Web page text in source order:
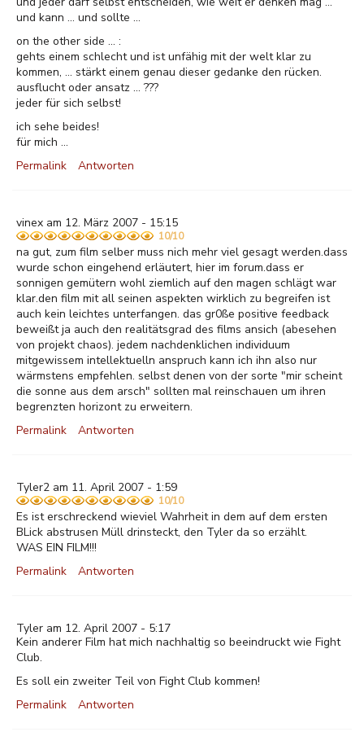
und kann ... und sollte ...
on the other side ... :
gehts einem schlecht und ist unfähig mit der welt klar zu
kommen, ... stärkt einem genau dieser gedanke den rücken.
ausflucht oder ansatz ... ???
jeder für sich selbst!
ich sehe beides!
für mich ...
Permalink
Antworten
vinex am 12. März 2007 - 15:15
10/10
na gut, zum film selber muss nich mehr viel gesagt werden.dass
wurde schon eingehend erläutert, hier im forum.dass er
sonnigen gemütern wohl ziemlich auf den magen schlägt war
klar.den film mit all seinen aspekten wirklich zu begreifen ist
auch kein leichtes unterfangen. das gr0ße positive feedback
beweißt ja auch den realitätsgrad des films ansich (abesehen
von projekt chaos). jedem nachdenklichen individuum
mitgewissem intellektuelln anspruch kann ich ihn also nur
wärmstens empfehlen. selbst denen von der sorte "mir scheint
die sonne aus dem arsch" sollten mal reinschauen um ihren
begrenzten horizont zu erweitern.
Permalink
Antworten
Tyler2 am 11. April 2007 - 1:59
10/10
Es ist erschreckend wieviel Wahrheit in dem auf dem ersten
BLick abstrusen Müll drinsteckt, den Tyler da so erzählt.
WAS EIN FILM!!!
Permalink
Antworten
Tyler am 12. April 2007 - 5:17
Kein anderer Film hat mich nachhaltig so beeindruckt wie Fight
Club.
Es soll ein zweiter Teil von Fight Club kommen!
Permalink
Antworten